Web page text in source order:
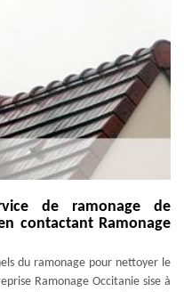
de ramonage de
contactant Ramonage
du ramonage pour nettoyer le
Ramonage Occitanie sise à